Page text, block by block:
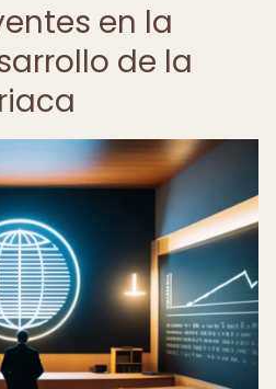
en la
de la